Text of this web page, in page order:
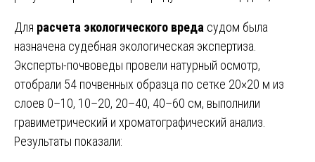
Для расчета экологического вреда судом была
назначена судебная экологическая экспертиза.
Эксперты-почвоведы провели натурный осмотр,
отобрали 54 почвенных образца по сетке 20×20 м из
слоев 0–10, 10–20, 20–40, 40–60 см, выполнили
гравиметрический и хроматографический анализ.
Результаты показали: